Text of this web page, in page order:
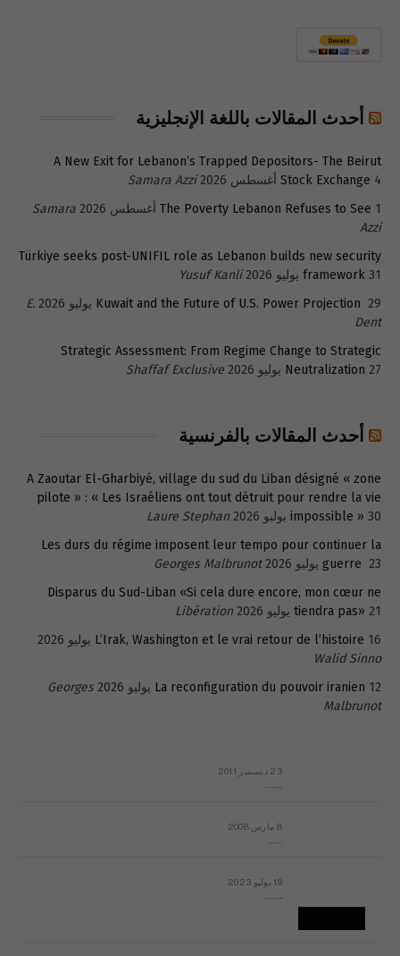
أحدث المقالات باللغة الإنجليزية
A New Exit for Lebanon’s Trapped Depositors- The Beirut
Stock Exchange 4 أغسطس 2026
Samara Azzi
The Poverty Lebanon Refuses to See 1 أغسطس 2026
Samara
Azzi
Türkiye seeks post-UNIFIL role as Lebanon builds new security
framework 31 يوليو 2026
Yusuf Kanli
Kuwait and the Future of U.S. Power Projection 29 يوليو 2026
E.
Dent
Strategic Assessment: From Regime Change to Strategic
Neutralization 27 يوليو 2026 Shaffaf Exclusive
أحدث المقالات بالفرنسية
A Zaoutar El-Gharbiyé, village du sud du Liban désigné « zone
pilote » : « Les Israéliens ont tout détruit pour rendre la vie
impossible » 30 يوليو 2026
Laure Stephan
Les durs du régime imposent leur tempo pour continuer la
guerre 23 يوليو 2026
Georges Malbrunot
Disparus du Sud-Liban «Si cela dure encore, mon cœur ne
tiendra pas» 21 يوليو 2026
Libération
L’Irak, Washington et le vrai retour de l’histoire 16 يوليو 2026
Walid Sinno
La reconfiguration du pouvoir iranien 12 يوليو 2026
Georges
Malbrunot
23 ديسمبر 2011
8 مارس 2008
19 يوليو 2023